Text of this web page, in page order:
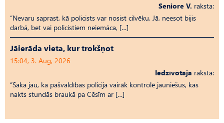
Seniore V. raksta:
“Nevaru saprast, kā policists var nosist cilvēku. Jā, neesot bijis
darbā, bet vai policistiem neiemāca, […]
Jāierāda vieta, kur trokšņot
15:04, 3. Aug, 2026
Iedzīvotāja raksta:
“Saka jau, ka pašvaldības policija vairāk kontrolē jauniešus, kas
nakts stundās braukā pa Cēsīm ar […]